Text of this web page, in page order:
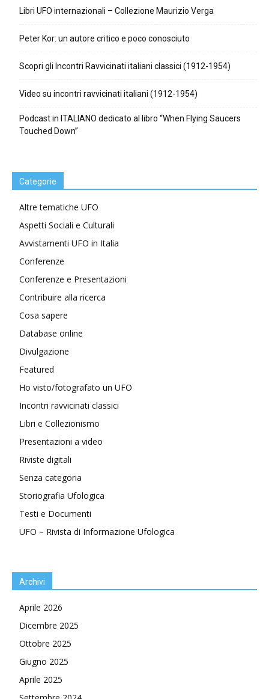
Libri UFO internazionali – Collezione Maurizio Verga
Peter Kor: un autore critico e poco conosciuto
Scopri gli Incontri Ravvicinati italiani classici (1912-1954)
Video su incontri ravvicinati italiani (1912-1954)
Podcast in ITALIANO dedicato al libro “When Flying Saucers
Touched Down”
Categorie
Altre tematiche UFO
Aspetti Sociali e Culturali
Avvistamenti UFO in Italia
Conferenze
Conferenze e Presentazioni
Contribuire alla ricerca
Cosa sapere
Database online
Divulgazione
Featured
Ho visto/fotografato un UFO
Incontri ravvicinati classici
Libri e Collezionismo
Presentazioni a video
Riviste digitali
Senza categoria
Storiografia Ufologica
Testi e Documenti
UFO – Rivista di Informazione Ufologica
Archivi
Aprile 2026
Dicembre 2025
Ottobre 2025
Giugno 2025
Aprile 2025